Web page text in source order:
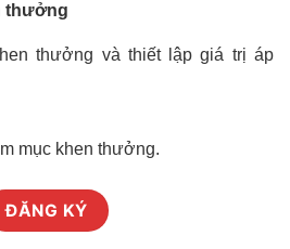
thưởng
thưởng và thiết lập giá trị áp
mục khen thưởng.
ĐĂNG KÝ